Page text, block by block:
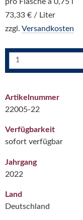
73,33 € / Liter
zzgl. Versandkosten
Artikelnummer
22005-22
Verfügbarkeit
sofort verfügbar
Jahrgang
2022
Land
Deutschland